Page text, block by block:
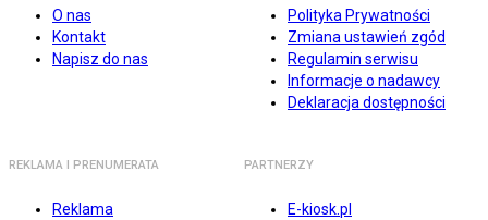
O nas
Kontakt
Napisz do nas
Polityka Prywatności
Zmiana ustawień zgód
Regulamin serwisu
Informacje o nadawcy
Deklaracja dostępności
REKLAMA I PRENUMERATA
Reklama
PARTNERZY
E-kiosk.pl